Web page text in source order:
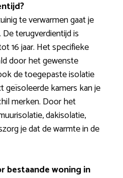
te verwarmen gaat je
terugverdientijd is
16 jaar. Het specifieke
door het gewenste
de toegepaste isolatie
geïsoleerde kamers kan je
merken. Door het
dakisolatie,
je dat de warmte in de
bestaande woning in